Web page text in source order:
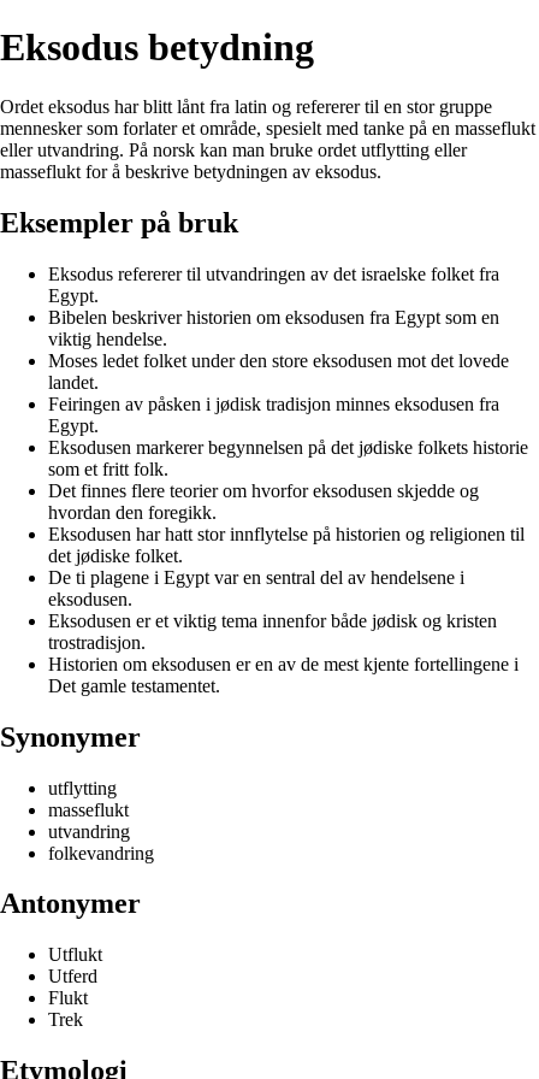
Eksodus betydning
Ordet eksodus har blitt lånt fra latin og refererer til en stor gruppe
mennesker som forlater et område, spesielt med tanke på en masseflukt
eller utvandring. På norsk kan man bruke ordet utflytting eller
masseflukt for å beskrive betydningen av eksodus.
Eksempler på bruk
Eksodus refererer til utvandringen av det israelske folket fra
Egypt.
Bibelen beskriver historien om eksodusen fra Egypt som en
viktig hendelse.
Moses ledet folket under den store eksodusen mot det lovede
landet.
Feiringen av påsken i jødisk tradisjon minnes eksodusen fra
Egypt.
Eksodusen markerer begynnelsen på det jødiske folkets historie
som et fritt folk.
Det finnes flere teorier om hvorfor eksodusen skjedde og
hvordan den foregikk.
Eksodusen har hatt stor innflytelse på historien og religionen til
det jødiske folket.
De ti plagene i Egypt var en sentral del av hendelsene i
eksodusen.
Eksodusen er et viktig tema innenfor både jødisk og kristen
trostradisjon.
Historien om eksodusen er en av de mest kjente fortellingene i
Det gamle testamentet.
Synonymer
utflytting
masseflukt
utvandring
folkevandring
Antonymer
Utflukt
Utferd
Flukt
Trek
Etymologi